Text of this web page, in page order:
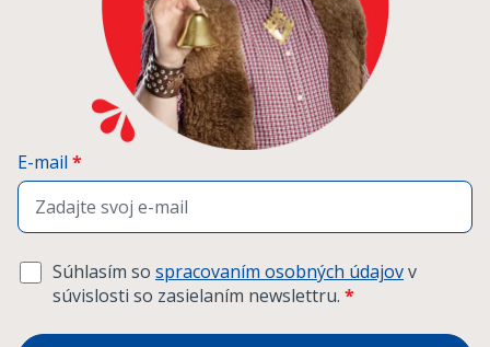
E-mail *
Súhlasím so spracovaním osobných údajovv
súvislosti so zasielaním newslettru. *